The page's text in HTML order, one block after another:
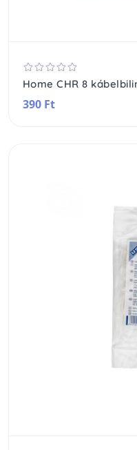
390 Ft